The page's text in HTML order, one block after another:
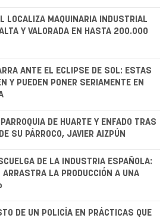
LOCALIZA MAQUINARIA INDUSTRIAL
Y VALORADA EN HASTA 200.000
ANTE EL ECLIPSE DE SOL: ESTAS
Y PUEDEN PONER SERIAMENTE EN
DE HUARTE Y ENFADO TRAS
SU PÁRROCO, JAVIER AIZPÚN
DE LA INDUSTRIA ESPAÑOLA:
ARRASTRA LA PRODUCCIÓN A UNA
DE UN POLICÍA EN PRÁCTICAS QUE